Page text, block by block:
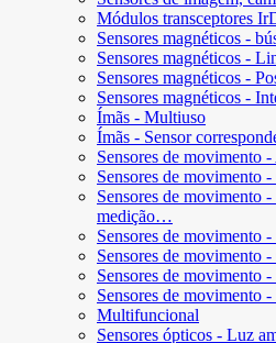
Módulos transceptores
Sensores magnéticos -
Sensores magnéticos -
Sensores magnéticos -
Sensores magnéticos -
Ímãs - Multiuso
Ímãs - Sensor
Sensores de movimento
Sensores de movimento
Sensores de movimento
medição…
Sensores de movimento
Sensores de movimento
Sensores de movimento
Sensores de movimento
Multifuncional
Sensores ópticos - Luz